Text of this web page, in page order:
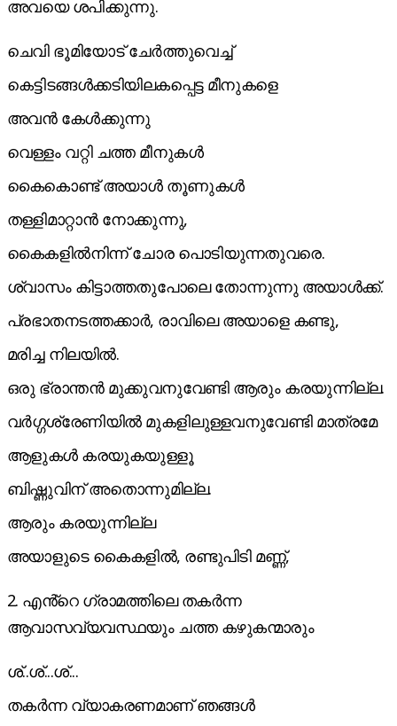
അവയെ ശപിക്കുന്നു.
ചെവി ഭൂമിയോട് ചേർത്തുവെച്ച്
കെട്ടിടങ്ങൾക്കടിയിലകപ്പെട്ട മീനുകളെ
അവൻ കേൾക്കുന്നു
വെള്ളം വറ്റി ചത്ത മീനുകൾ
കൈകൊണ്ട് അയാൾ തൂണുകൾ
തള്ളിമാറ്റാൻ നോക്കുന്നു,
കൈകളിൽനിന്ന് ചോര പൊടിയുന്നതുവരെ.
ശ്വാസം കിട്ടാത്തതുപോലെ തോന്നുന്നു അയാൾക്ക്.
പ്രഭാതനടത്തക്കാർ, രാവിലെ അയാളെ കണ്ടു,
മരിച്ച നിലയിൽ.
ഒരു ഭ്രാന്തൻ മുക്കുവനുവേണ്ടി ആരും കരയുന്നില്ല.
വർഗ്ഗശ്രേണിയിൽ മുകളിലുള്ളവനുവേണ്ടി മാത്രമേ
ആളുകൾ കരയുകയുള്ളൂ
ബിഷ്ണുവിന് അതൊന്നുമില്ല.
ആരും കരയുന്നില്ല
അയാളുടെ കൈകളിൽ, രണ്ടുപിടി മണ്ണ്,
2. എൻ്റെ ഗ്രാമത്തിലെ തകർന്ന
ആവാസവ്യവസ്ഥയും ചത്ത കഴുകന്മാരും
ശ്..ശ്...ശ്...
തകർന്ന വ്യാകരണമാണ് ഞങ്ങൾ